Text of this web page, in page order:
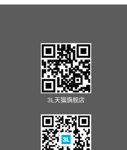
3L天猫旗舰店